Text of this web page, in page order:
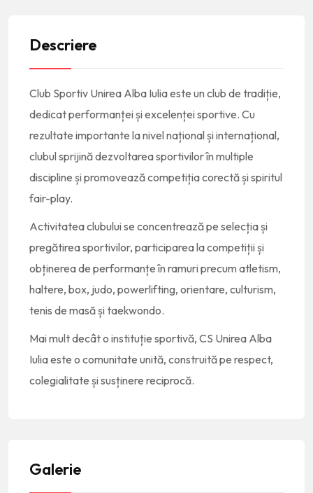
Descriere
Club Sportiv Unirea Alba Iulia este un club de tradiție,
dedicat performanței și excelenței sportive. Cu
rezultate importante la nivel național și internațional,
clubul sprijină dezvoltarea sportivilor în multiple
discipline și promovează competiția corectă și spiritul
fair-play.
Activitatea clubului se concentrează pe selecția și
pregătirea sportivilor, participarea la competiții și
obținerea de performanțe în ramuri precum atletism,
haltere, box, judo, powerlifting, orientare, culturism,
tenis de masă și taekwondo.
Mai mult decât o instituție sportivă, CS Unirea Alba
Iulia este o comunitate unită, construită pe respect,
colegialitate și susținere reciprocă.
Galerie